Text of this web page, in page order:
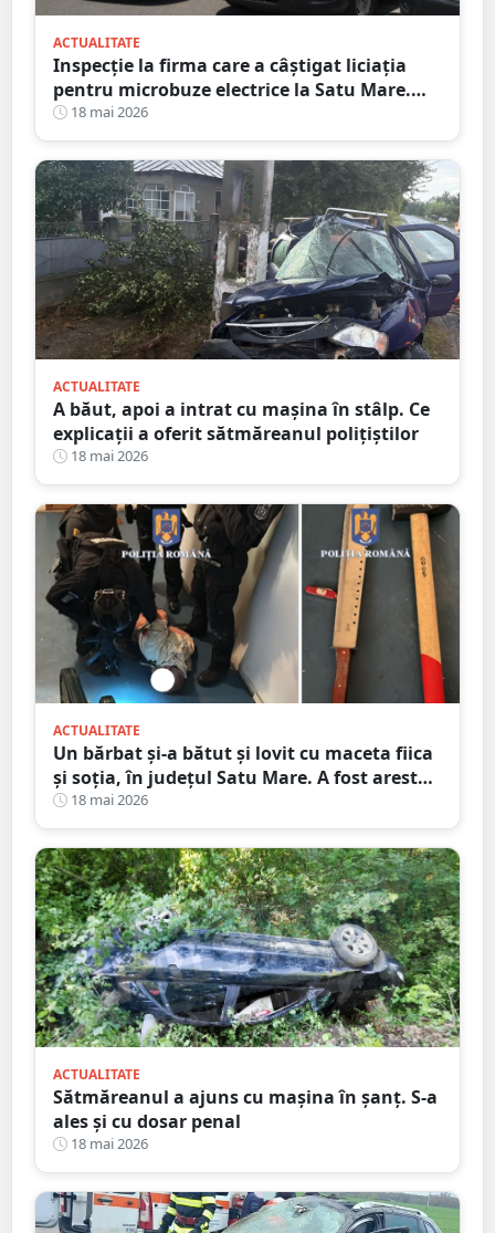
ACTUALITATE
Inspecție la firma care a câștigat liciația
pentru microbuze electrice la Satu Mare.
Consiliul Concurenței a intrat pe fir
18 mai 2026
ACTUALITATE
A băut, apoi a intrat cu mașina în stâlp. Ce
explicații a oferit sătmăreanul polițiștilor
18 mai 2026
ACTUALITATE
Un bărbat și-a bătut și lovit cu maceta fiica
și soția, în județul Satu Mare. A fost arestat
preventiv
18 mai 2026
ACTUALITATE
Sătmăreanul a ajuns cu mașina în șanț. S-a
ales și cu dosar penal
18 mai 2026